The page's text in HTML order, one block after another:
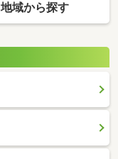
地域から探す